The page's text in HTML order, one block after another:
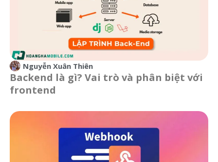
Nguyễn Xuân Thiên
Backend là gì? Vai trò và phân biệt với
frontend